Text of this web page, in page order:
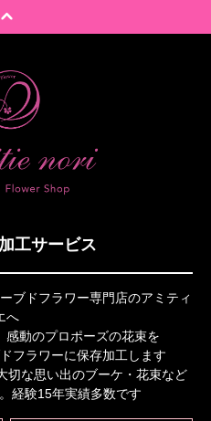
工サービス
ブドフラワー専門店のアミティ
へ
感動のプロポーズの花束を
フラワーに保存加工します
切な思い出のブーケ・花束など
経験15年実績多数です